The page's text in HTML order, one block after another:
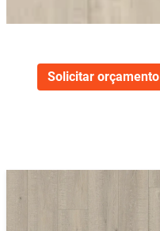
Solicitar orçamento